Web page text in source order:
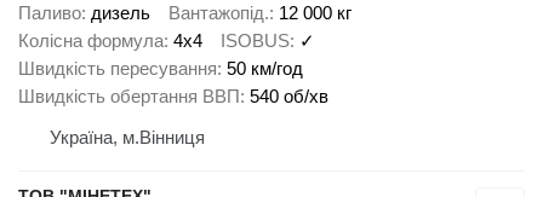
Паливо дизель Вантажопід. 12 000 кг
Колісна формула 4x4 ISOBUS ✓
Швидкість пересування 50 км/год
Швидкість обертання ВВП 540 об/хв
Україна, м.Вінниця